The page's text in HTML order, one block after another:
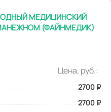
МЕДИЦИНСКИЙ
(ФАЙНМЕДИК)
Цена, руб.:
2700 ₽
2700 ₽